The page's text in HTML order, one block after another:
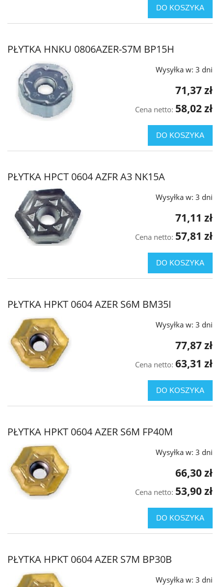
DO KOSZYKA
PŁYTKA HNKU 0806AZER-S7M BP15H
Wysyłka w: 3 dni
71,37 zł
Cena netto: 58,02 zł
DO KOSZYKA
PŁYTKA HPCT 0604 AZFR A3 NK15A
Wysyłka w: 3 dni
71,11 zł
Cena netto: 57,81 zł
DO KOSZYKA
PŁYTKA HPKT 0604 AZER S6M BM35I
Wysyłka w: 3 dni
77,87 zł
Cena netto: 63,31 zł
DO KOSZYKA
PŁYTKA HPKT 0604 AZER S6M FP40M
Wysyłka w: 3 dni
66,30 zł
Cena netto: 53,90 zł
DO KOSZYKA
PŁYTKA HPKT 0604 AZER S7M BP30B
Wysyłka w: 3 dni